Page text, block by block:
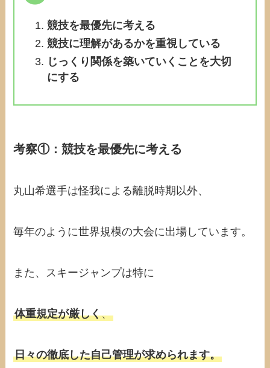
競技を最優先に考える
競技に理解があるかを重視している
じっくり関係を築いていくことを大切
にする
考察①：競技を最優先に考える
丸山希選手は怪我による離脱時期以外、
毎年のように世界規模の大会に出場しています。
また、スキージャンプは特に
体重規定が厳しく、
日々の徹底した自己管理が求められます。